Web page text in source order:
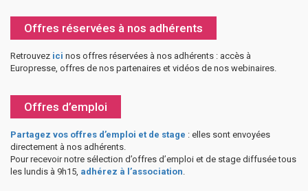
Offres réservées à nos adhérents
Retrouvez ici nos offres réservées à nos adhérents : accès à
Europresse, offres de nos partenaires et vidéos de nos webinaires.
Offres d’emploi
Partagez vos offres d’emploi et de stage : elles sont envoyées
directement à nos adhérents.
Pour recevoir notre sélection d’offres d’emploi et de stage diffusée tous
les lundis à 9h15, adhérez à l’association.